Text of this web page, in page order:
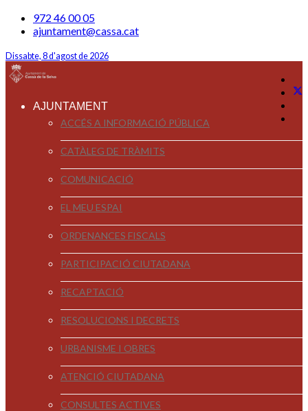
972 46 00 05
ajuntament@cassa.cat
Dissabte, 8 d'agost de 2026
AJUNTAMENT
ACCÉS A INFORMACIÓ PÚBLICA
CATÀLEG DE TRÀMITS
COMUNICACIÓ
EL MEU ESPAI
ORDENANCES FISCALS
PARTICIPACIÓ CIUTADANA
RECAPTACIÓ
RESOLUCIONS I DECRETS
URBANISME I OBRES
ATENCIÓ CIUTADANA
CONSULTES ACTIVES